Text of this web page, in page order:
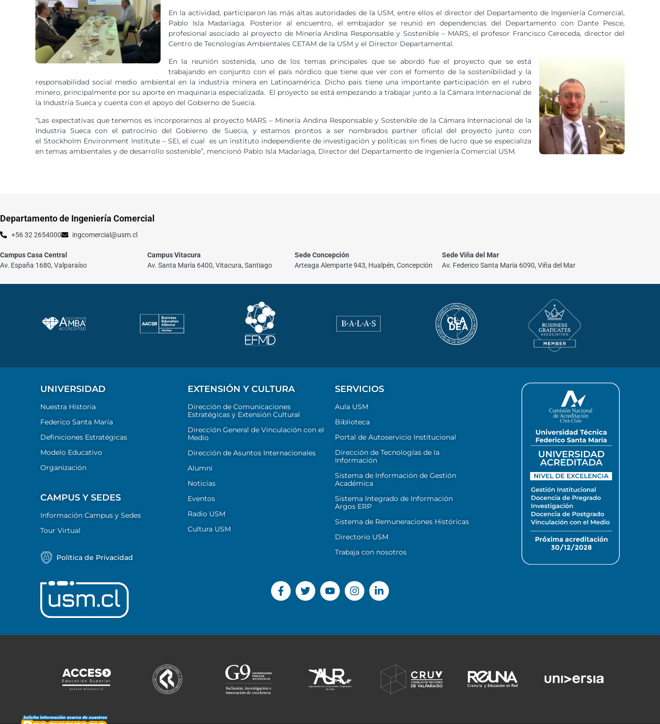
En la actividad, participaron las más altas autoridades de la USM, entre ellos el director del Departamento de Ingeniería Comercial,
Pablo Isla Madariaga. Posterior al encuentro, el embajador se reunió en dependencias del Departamento con Dante Pesce,
profesional asociado al proyecto de Minería Andina Responsable y Sostenible – MARS, el profesor Francisco Cereceda, director del
Centro de Tecnologías Ambientales CETAM de la USM y el Director Departamental.
En la reunión sostenida, uno de los temas principales que se abordó fue el proyecto que se está
trabajando en conjunto con el país nórdico que tiene que ver con el fomento de la sostenibilidad y la
responsabilidad social medio ambiental en la industria minera en Latinoamérica. Dicho país tiene una importante participación en el rubro
minero, principalmente por su aporte en maquinaria especializada. El proyecto se está empezando a trabajar junto a la Cámara Internacional de
la Industria Sueca y cuenta con el apoyo del Gobierno de Suecia.
“Las expectativas que tenemos es incorporarnos al proyecto MARS – Minería Andina Responsable y Sostenible de la Cámara Internacional de la
Industria Sueca con el patrocinio del Gobierno de Suecia, y estamos prontos a ser nombrados partner oficial del proyecto junto con
el Stockholm Environment Institute – SEI, el cual es un instituto independiente de investigación y políticas sin fines de lucro que se especializa
en temas ambientales y de desarrollo sostenible”, mencionó Pablo Isla Madariaga, Director del Departamento de Ingeniería Comercial USM.
Departamento de Ingeniería Comercial
+56 32 2654000 ingcomercial@usm.cl
Campus Casa Central
Av. España 1680, Valparaíso
Campus Vitacura
Av. Santa María 6400, Vitacura, Santiago
Sede Concepción
Arteaga Alemparte 943, Hualpén, Concepción
Sede Viña del Mar
Av. Federico Santa María 6090, Viña del Mar
UNIVERSIDAD
Nuestra Historia
Federico Santa María
Definiciones Estratégicas
Modelo Educativo
Organización
CAMPUS Y SEDES
Información Campus y Sedes
Tour Virtual
Política de Privacidad
EXTENSIÓN Y CULTURA
Dirección de Comunicaciones
Estratégicas y Extensión Cultural
Dirección General de Vinculación con el
Medio
Dirección de Asuntos Internacionales
Alumni
Noticias
Eventos
Radio USM
Cultura USM
SERVICIOS
Aula USM
Biblioteca
Portal de Autoservicio Institucional
Dirección de Tecnologías de la
Información
Sistema de Información de Gestión
Académica
Sistema Integrado de Información
Argos ERP
Sistema de Remuneraciones Históricas
Directorio USM
Trabaja con nosotros